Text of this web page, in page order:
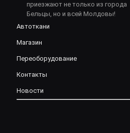
приезжают не только из города
Бельцы, но и всей Молдовы!
Автоткани
Магазин
Переоборудование
Контакты
Новости